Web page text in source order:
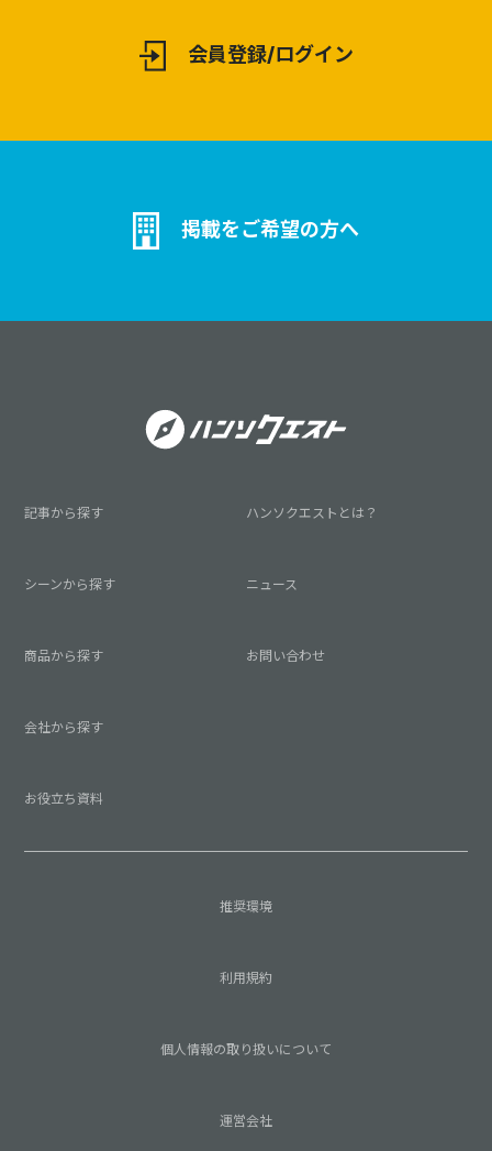
会員登録/ログイン
掲載をご希望の方へ
記事から探す
シーンから探す
商品から探す
会社から探す
お役立ち資料
ハンソクエストとは？
ニュース
お問い合わせ
推奨環境
利用規約
個人情報の取り扱いについて
運営会社